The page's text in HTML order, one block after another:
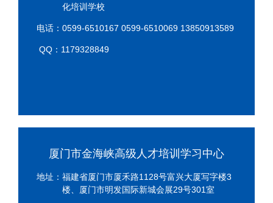
化培训学校
电话：0599-6510167 0599-6510069 13850913589
QQ：1179328849
厦门市金海峡高级人才培训学习中心
地址：福建省厦门市厦禾路1128号富兴大厦写字楼3
楼、厦门市明发国际新城会展29号301室